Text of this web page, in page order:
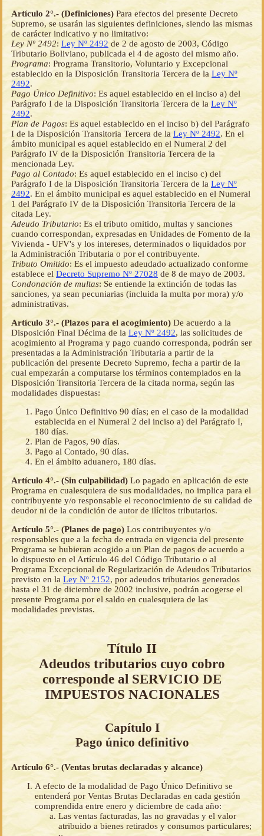
Artículo 2°.- (Definiciones) Para efectos del presente Decreto
Supremo, se usarán las siguientes definiciones, siendo las mismas
de carácter indicativo y no limitativo:
Ley Nº 2492: Ley Nº 2492 de 2 de agosto de 2003, Código
Tributario Boliviano, publicada el 4 de agosto del mismo año.
Programa: Programa Transitorio, Voluntario y Excepcional
establecido en la Disposición Transitoria Tercera de la Ley Nº
2492.
Pago Único Definitivo: Es aquel establecido en el inciso a) del
Parágrafo I de la Disposición Transitoria Tercera de la Ley Nº
2492.
Plan de Pagos: Es aquel establecido en el inciso b) del Parágrafo
I de la Disposición Transitoria Tercera de la Ley Nº 2492. En el
ámbito municipal es aquel establecido en el Numeral 2 del
Parágrafo IV de la Disposición Transitoria Tercera de la
mencionada Ley.
Pago al Contado: Es aquel establecido en el inciso c) del
Parágrafo I de la Disposición Transitoria Tercera de la Ley Nº
2492. En el ámbito municipal es aquel establecido en el Numeral
1 del Parágrafo IV de la Disposición Transitoria Tercera de la
citada Ley.
Adeudo Tributario: Es el tributo omitido, multas y sanciones
cuando correspondan, expresadas en Unidades de Fomento de la
Vivienda - UFV's y los intereses, determinados o liquidados por
la Administración Tributaria o por el contribuyente.
Tributo Omitido: Es el impuesto adeudado actualizado conforme
establece el Decreto Supremo Nº 27028 de 8 de mayo de 2003.
Condonación de multas: Se entiende la extinción de todas las
sanciones, ya sean pecuniarias (incluida la multa por mora) y/o
administrativas.
Artículo 3°.- (Plazos para el acogimiento) De acuerdo a la
Disposición Final Décima de la Ley Nº 2492, las solicitudes de
acogimiento al Programa y pago cuando corresponda, podrán ser
presentadas a la Administración Tributaria a partir de la
publicación del presente Decreto Supremo, fecha a partir de la
cual empezarán a computarse los términos contemplados en la
Disposición Transitoria Tercera de la citada norma, según las
modalidades dispuestas:
Pago Único Definitivo 90 días; en el caso de la modalidad
establecida en el Numeral 2 del inciso a) del Parágrafo I,
180 días.
Plan de Pagos, 90 días.
Pago al Contado, 90 días.
En el ámbito aduanero, 180 días.
Artículo 4°.- (Sin culpabilidad) Lo pagado en aplicación de este
Programa en cualesquiera de sus modalidades, no implica para el
contribuyente y/o responsable el reconocimiento de su calidad de
deudor ni de la condición de autor de ilícitos tributarios.
Artículo 5°.- (Planes de pago) Los contribuyentes y/o
responsables que a la fecha de entrada en vigencia del presente
Programa se hubieran acogido a un Plan de pagos de acuerdo a
lo dispuesto en el Artículo 46 del Código Tributario o al
Programa Excepcional de Regularización de Adeudos Tributarios
previsto en la Ley Nº 2152, por adeudos tributarios generados
hasta el 31 de diciembre de 2002 inclusive, podrán acogerse el
presente Programa por el saldo en cualesquiera de las
modalidades previstas.
Título II
Adeudos tributarios cuyo cobro
corresponde al SERVICIO DE
IMPUESTOS NACIONALES
Capítulo I
Pago único definitivo
Artículo 6°.- (Ventas brutas declaradas y alcance)
A efecto de la modalidad de Pago Único Definitivo se
entenderá por Ventas Brutas Declaradas en cada gestión
comprendida entre enero y diciembre de cada año:
Las ventas facturadas, las no gravadas y el valor
atribuido a bienes retirados y consumos particulares;